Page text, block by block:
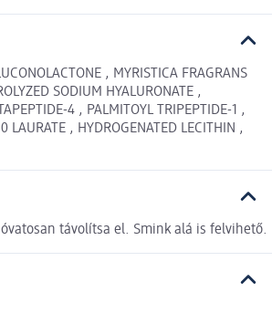
, MYRISTICA FRAGRANS
SODIUM HYALURONATE ,
4 , PALMITOYL TRIPEPTIDE-1 ,
LAURATE , HYDROGENATED LECITHIN ,
távolítsa el. Smink alá is felvihető.